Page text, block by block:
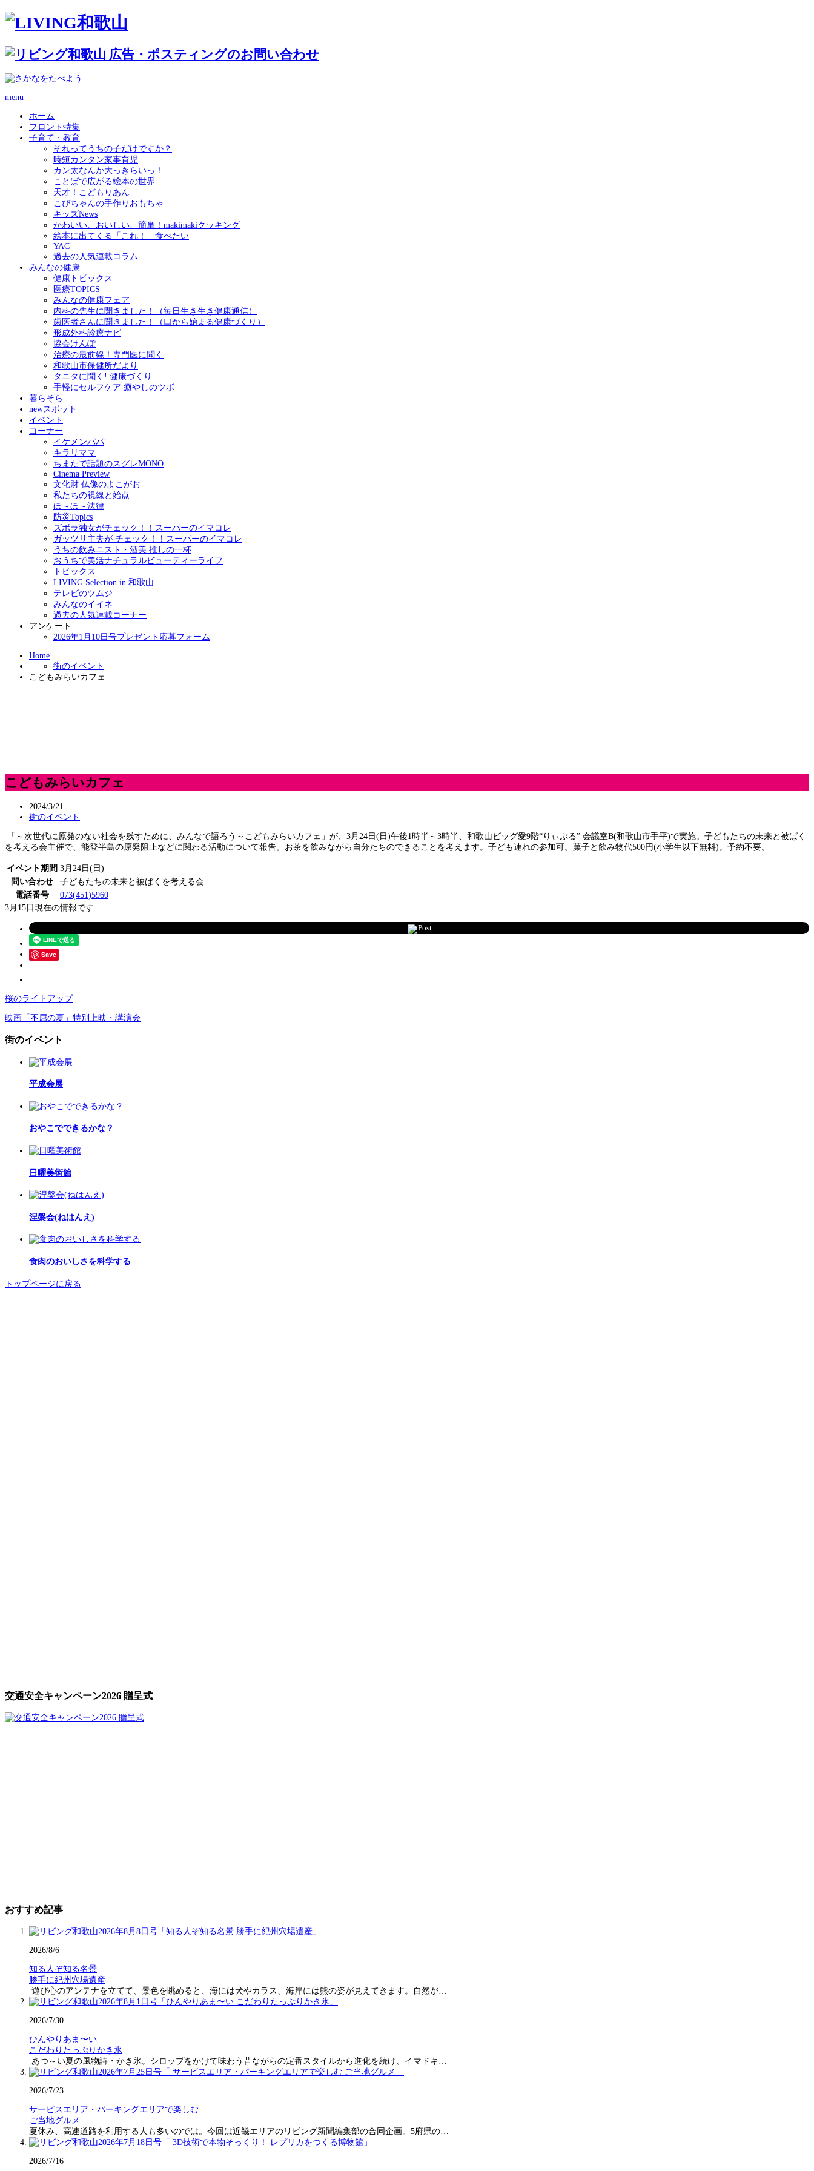
menu
ホーム
フロント特集
子育て・教育
それってうちの子だけですか？
時短カンタン家事育児
カン太なんか大っきらいっ！
ことばで広がる絵本の世界
天才！こどもりあん
こぴちゃんの手作りおもちゃ
キッズNews
かわいい、おいしい、簡単！makimakiクッキング
絵本に出てくる「これ！」食べたい
YAC
過去の人気連載コラム
みんなの健康
健康トピックス
医療TOPICS
みんなの健康フェア
内科の先生に聞きました！（毎日生き生き健康通信）
歯医者さんに聞きました！（口から始まる健康づくり）
形成外科診療ナビ
協会けんぽ
治療の最前線！専門医に聞く
和歌山市保健所だより
タニタに聞く! 健康づくり
手軽にセルフケア 癒やしのツボ
暮らそら
newスポット
イベント
コーナー
イケメンパパ
キラリママ
ちまたで話題のスグレMONO
Cinema Preview
文化財 仏像のよこがお
私たちの視線と始点
ほ～ほ～法律
防災Topics
ズボラ独女がチェック！！スーパーのイマコレ
ガッツリ主夫が チェック！！スーパーのイマコレ
うちの飲みニスト・酒美 推しの一杯
おうちで美活ナチュラルビューティーライフ
トピックス
LIVING Selection in 和歌山
テレビのツムジ
みんなのイイネ
過去の人気連載コーナー
アンケート
2026年1月10日号プレゼント応募フォーム
Home
街のイベント
こどもみらいカフェ
こどもみらいカフェ
2024/3/21
街のイベント
「～次世代に原発のない社会を残すために、みんなで語ろう～こどもみらいカフェ」が、3月24日(日)午後1時半～3時半、和歌山ビッグ愛9階“りぃぶる” 会議室B(和歌山市手平)で実施。子どもたちの未来と被ばく
を考える会主催で、能登半島の原発阻止などに関わる活動について報告。お茶を飲みながら自分たちのできることを考えます。子ども連れの参加可。菓子と飲み物代500円(小学生以下無料)。予約不要。
イベント期間 3月24日(日)
問い合わせ
子どもたちの未来と被ばくを考える会
電話番号
073(451)5960
3月15日現在の情報です
Post
Save
桜のライトアップ
映画「不屈の夏」特別上映・講演会
街のイベント
平成会展
おやこでできるかな？
日曜美術館
涅槃会(ねはんえ)
食肉のおいしさを科学する
トップページに戻る
交通安全キャンペーン2026 贈呈式
おすすめ記事
2026/8/6
知る人ぞ知る名景
勝手に紀州穴場遺産
遊び心のアンテナを立てて、景色を眺めると、海には犬やカラス、海岸には熊の姿が見えてきます。自然が…
2026/7/30
ひんやりあま〜い
こだわりたっぷりかき氷
あつ～い夏の風物詩・かき氷。シロップをかけて味わう昔ながらの定番スタイルから進化を続け、イマドキ…
2026/7/23
サービスエリア・パーキングエリアで楽しむ
ご当地グルメ
夏休み、高速道路を利用する人も多いのでは。今回は近畿エリアのリビング新聞編集部の合同企画。5府県の…
2026/7/16